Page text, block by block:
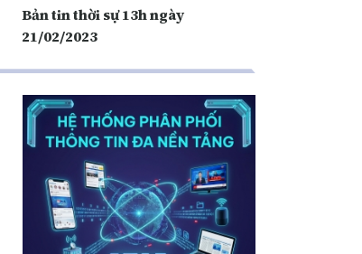
Bản tin thời sự 13h ngày
21/02/2023